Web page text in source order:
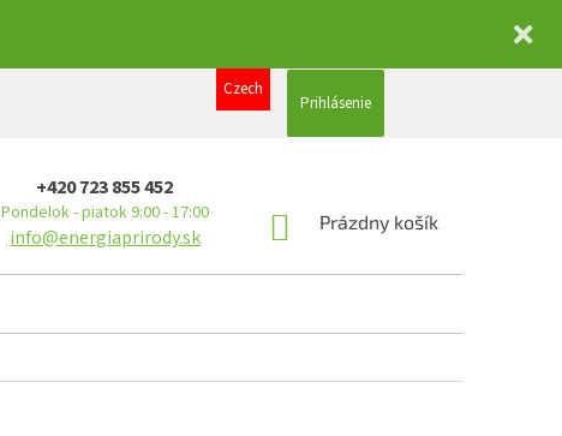
Czech
Prihlásenie
+420 723 855 452
Pondelok - piatok 9:00 - 17:00
info@energiaprirody.sk
NÁKUPNÝ
Prázdny košík